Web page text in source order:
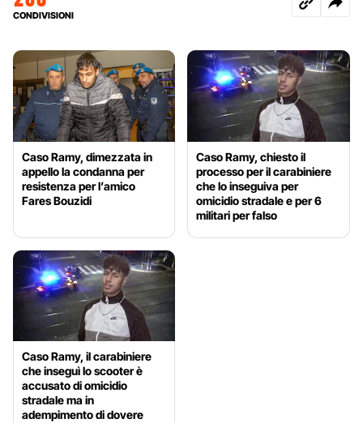
CONDIVISIONI
Caso Ramy, dimezzata in
appello la condanna per
resistenza per l’amico
Fares Bouzidi
Caso Ramy, chiesto il
processo per il carabiniere
che lo inseguiva per
omicidio stradale e per 6
militari per falso
Caso Ramy, il carabiniere
che inseguì lo scooter è
accusato di omicidio
stradale ma in
adempimento di dovere